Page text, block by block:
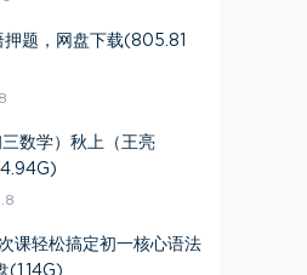
题，网盘下载(805.81
8
数学）秋上（王亮
课轻松搞定初一核心语法
(1.14G)